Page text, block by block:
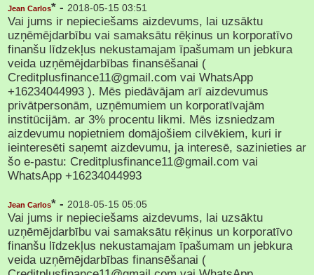
Jean Carlos* - 2018-05-15 03:51
Vai jums ir nepieciešams aizdevums, lai uzsāktu
uzņēmējdarbību vai samaksātu rēķinus un korporatīvo
finanšu līdzekļus nekustamajam īpašumam un jebkura
veida uzņēmējdarbības finansēšanai (
Creditplusfinance11@gmail.com vai WhatsApp
+16234044993 ). Mēs piedāvājam arī aizdevumus
privātpersonām, uzņēmumiem un korporatīvajām
institūcijām. ar 3% procentu likmi. Mēs izsniedzam
aizdevumu nopietniem domājošiem cilvēkiem, kuri ir
ieinteresēti saņemt aizdevumu, ja interesē, sazinieties ar
šo e-pastu: Creditplusfinance11@gmail.com vai
WhatsApp +16234044993
Jean Carlos* - 2018-05-15 05:05
Vai jums ir nepieciešams aizdevums, lai uzsāktu
uzņēmējdarbību vai samaksātu rēķinus un korporatīvo
finanšu līdzekļus nekustamajam īpašumam un jebkura
veida uzņēmējdarbības finansēšanai (